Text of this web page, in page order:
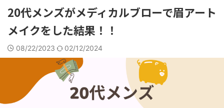
20代メンズがメディカルブローで眉アート
メイクをした結果！！
08/22/2023 02/12/2024